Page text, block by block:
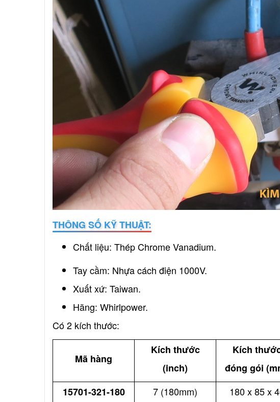
THÔNG SỐ KỸ THUẬT:
Chất liệu: Thép Chrome Vanadium.
Tay cầm: Nhựa cách điện 1000V.
Xuất xứ: Taiwan.
Hãng: Whirlpower.
Có 2 kích thước:
Mã hàng
Kích thước
(inch)
Kích
đóng gói
15701-321-180 7 (180mm) 180 x 85 x